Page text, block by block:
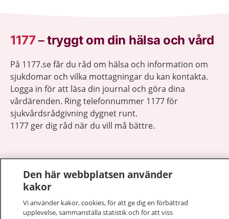
1177–tryggt om din hälsa och vård
På 1177.se får du råd om hälsa och information om
sjukdomar och vilka mottagningar du kan kontakta.
Logga in för att läsa din journal och göra dina
vårdärenden. Ring telefonnummer 1177 för
sjukvårdsrådgivning dygnet runt.
1177 ger dig råd när du vill må bättre.
Den här webbplatsen använder
kakor
Vi använder kakor, cookies, för att ge dig en förbättrad
upplevelse, sammanställa statistik och för att viss